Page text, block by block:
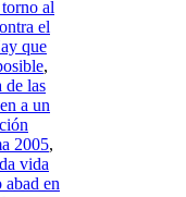
al
el
que
,
de las
a un
2005,
vida
en